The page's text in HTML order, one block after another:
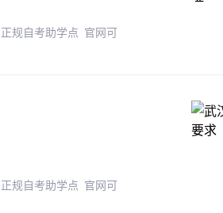
规自考助学点 官网可
规自考助学点 官网可